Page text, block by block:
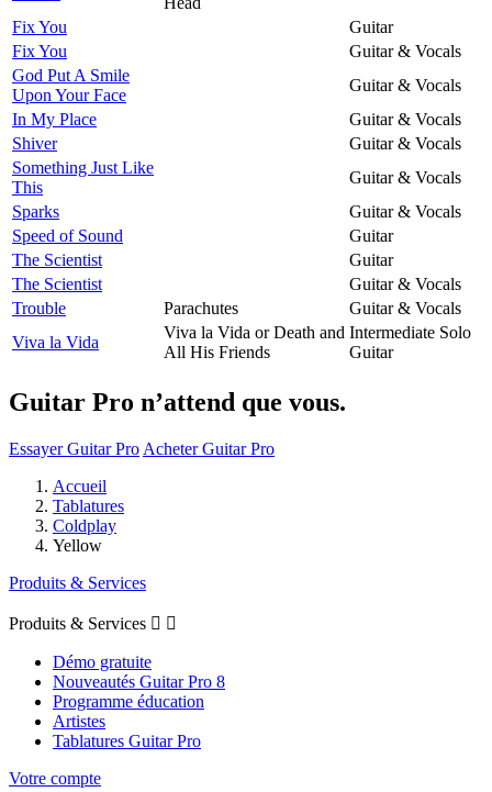
Fix You
Guitar
Fix You
Guitar & Vocals
God Put A Smile
Upon Your Face
Guitar & Vocals
In My Place
Guitar & Vocals
Shiver
Guitar & Vocals
Something Just Like
This
Guitar & Vocals
Sparks
Guitar & Vocals
Speed of Sound
Guitar
The Scientist
Guitar
The Scientist
Guitar & Vocals
Trouble
Parachutes
Guitar & Vocals
Viva la Vida
Viva la Vida or Death and
All His Friends
Intermediate Solo
Guitar
Guitar Pro n’attend que vous.
Essayer Guitar Pro Acheter Guitar Pro
Accueil
Tablatures
Coldplay
Yellow
Produits & Services
Produits & Services  
Démo gratuite
Nouveautés Guitar Pro 8
Programme éducation
Artistes
Tablatures Guitar Pro
Votre compte